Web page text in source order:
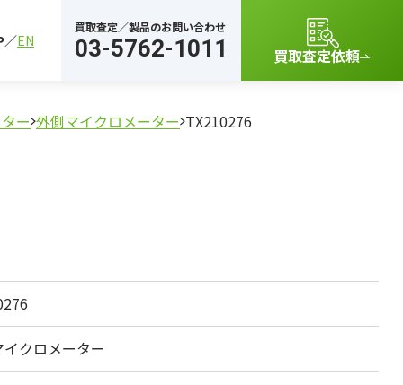
EN
買取査定／製品のお問い合わせ
03-5762-1011 買取査定依頼
ー 外側マイクロメーター TX210276
クロメーター